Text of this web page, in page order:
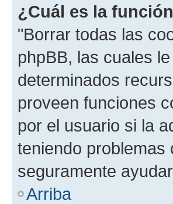
¿Cuál es la
"Borrar todas las
phpBB, las cuales
determinados
proveen funciones
por el usuario si la
teniendo problemas
seguramente
Arriba